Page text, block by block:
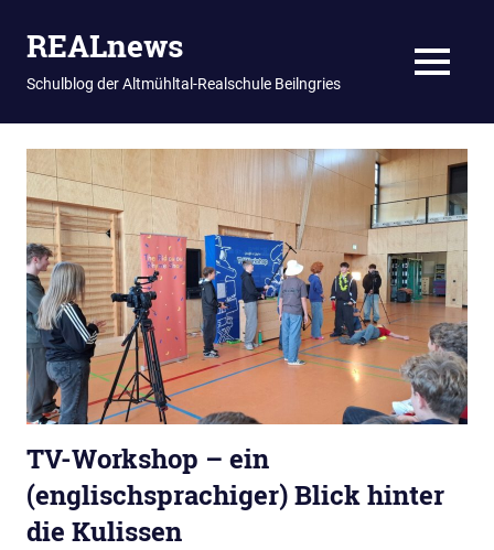
Inhalt
springen
REALnews
Schulblog der Altmühltal-Realschule Beilngries MENU
TV-Workshop – ein
(englischsprachiger) Blick hinter
die Kulissen